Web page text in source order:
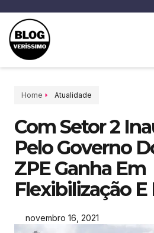
Home Atualidade
Com Setor 2
Pelo Governo
ZPE Ganha Em
Flexibilização
novembro 16, 2021